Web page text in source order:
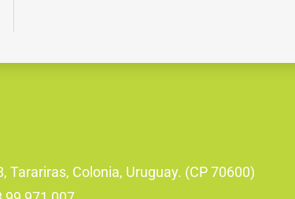
Tarariras, Colonia, Uruguay. (CP 70600)